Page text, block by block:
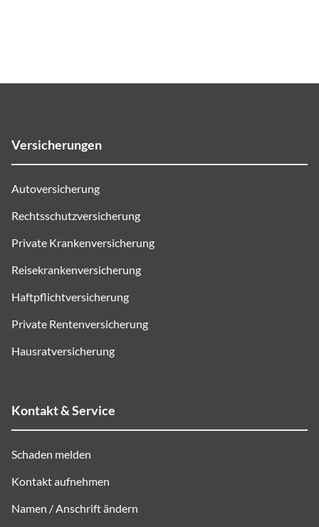
Versicherungen
Autoversicherung
Rechtsschutzversicherung
Private Krankenversicherung
Reisekrankenversicherung
Haftpflichtversicherung
Private Rentenversicherung
Hausratversicherung
Kontakt & Service
Schaden melden
Kontakt aufnehmen
Namen / Anschrift ändern